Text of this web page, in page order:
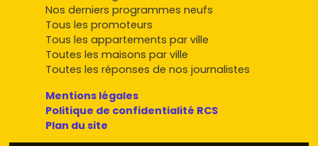
Nos derniers programmes neufs
Tous les promoteurs
Tous les appartements par ville
Toutes les maisons par ville
Toutes les réponses de nos journalistes
Mentions légales
Politique de confidentialité RCS
Plan du site